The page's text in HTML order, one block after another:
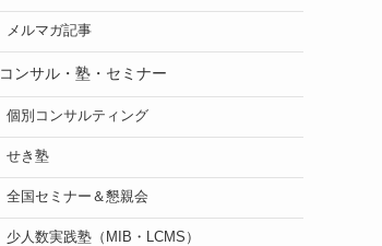
メルマガ記事
コンサル・塾・セミナー
個別コンサルティング
せき塾
全国セミナー＆懇親会
少人数実践塾（MIB・LCMS）